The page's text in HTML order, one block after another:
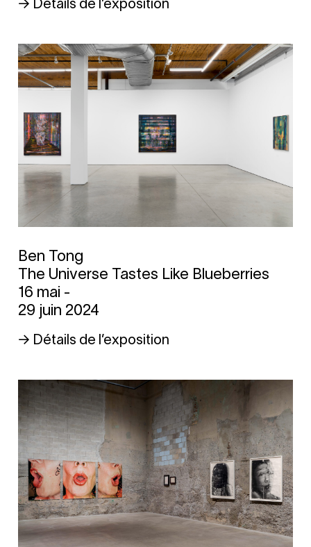
→ Détails de l’exposition
Ben Tong
The Universe Tastes Like Blueberries
16 mai -
29 juin 2024
→ Détails de l’exposition